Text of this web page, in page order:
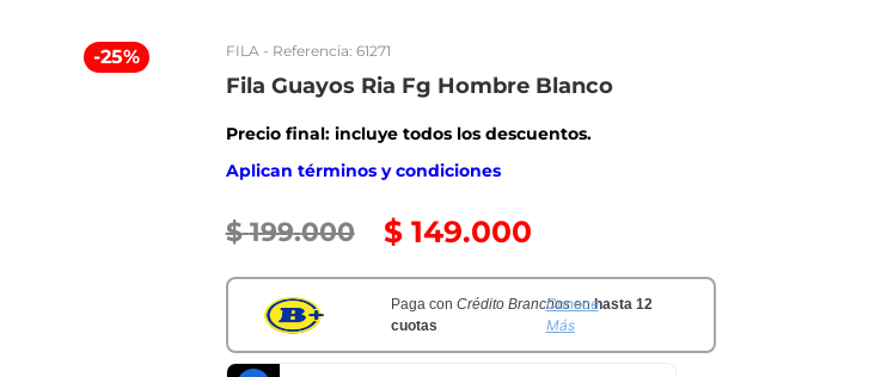
-25% FILA- Referencia: 61271
Fila Guayos Ria Fg Hombre Blanco
Precio final: incluye todos los descuentos.
Aplican términos y condiciones
$ 199.000 $ 149.000
Paga con Crédito Branchosenhasta 12
cuotas
Conoce
Más